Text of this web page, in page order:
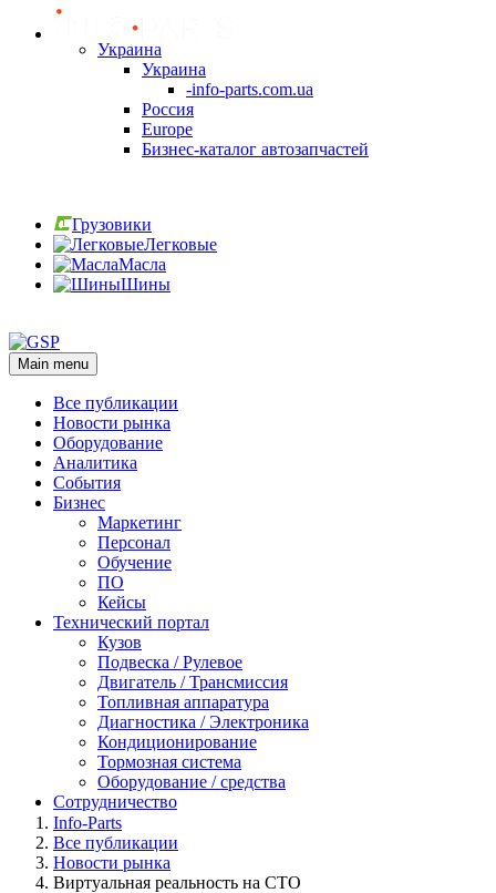
Украина
Украина
-info-parts.com.ua
Россия
Europe
Бизнес-каталог автозапчастей
Грузовики
Легковые
Масла
Шины
Main menu
Все публикации
Новости рынка
Оборудование
Аналитика
События
Бизнес
Маркетинг
Персонал
Обучение
ПО
Кейсы
Технический портал
Кузов
Подвеска / Рулевое
Двигатель / Трансмиссия
Топливная аппаратура
Диагностика / Электроника
Кондиционирование
Тормозная система
Оборудование / средства
Сотрудничество
Info-Parts
Все публикации
Новости рынка
Виртуальная реальность на СТО